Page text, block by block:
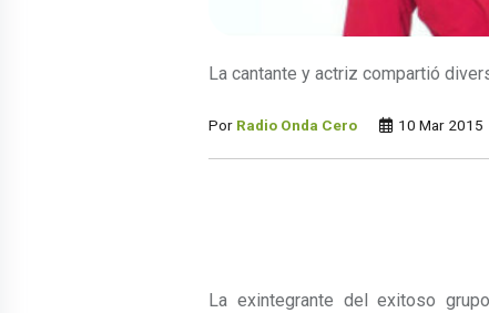
La cantante y actriz compartió
Por Radio Onda Cero 10 Mar 2015
La exintegrante del exitoso